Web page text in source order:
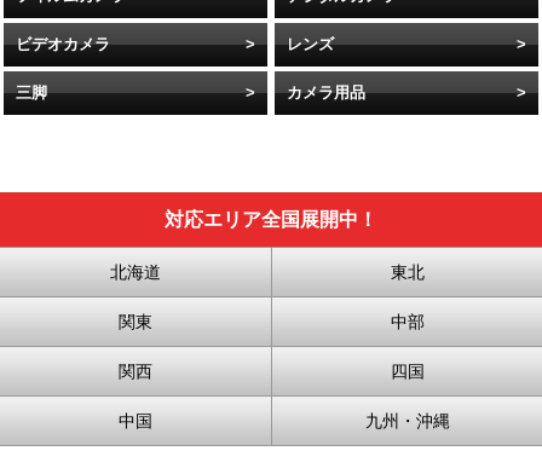
ビデオカメラ レンズ
三脚 カメラ用品
対応エリア全国展開中！
北海道 東北
関東 中部
関西 四国
中国 九州・沖縄